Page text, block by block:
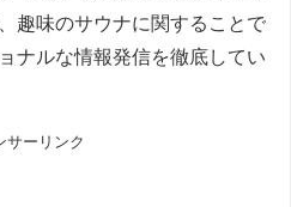
趣味のサウナに関することで
ナルな情報発信を徹底してい
サーリンク